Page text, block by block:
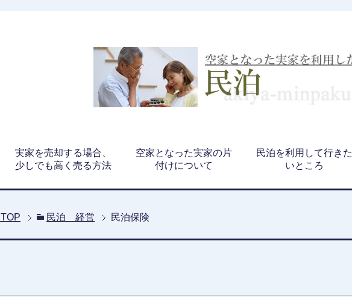
実家を売却する場合、
少しでも高く売る方法
空家となった実家の片
付けについて
民泊を利用して行きた
いところ
TOP 民泊 経営 民泊保険